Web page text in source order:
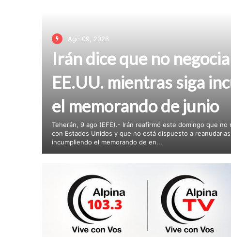
Ago 09, 2026
Irán dice que no
EE.UU. mientras siga
el memorando de junio
Teherán, 9 ago (EFE).- Irán reafirmó este domingo que no
con Estados Unidos y que no está dispuesto a
incumpliendo el memorando de en...